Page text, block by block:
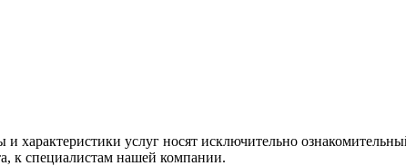
услуг носят исключительно
к специалистам нашей компании.